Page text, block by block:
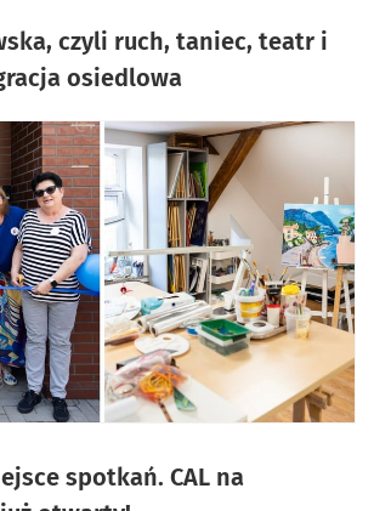
czyli ruch, taniec, teatr i
osiedlowa
spotkań. CAL na